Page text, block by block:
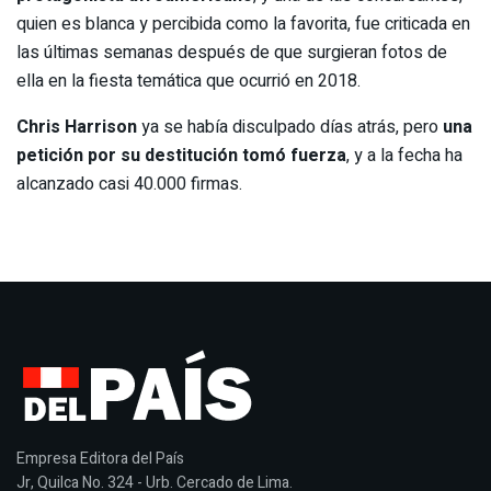
quien es blanca y percibida como la favorita, fue criticada en
las últimas semanas después de que surgieran fotos de
ella en la fiesta temática que ocurrió en 2018.
Chris Harrisonya se había disculpado días atrás, pero una
petición por su destitución tomó fuerza, y a la fecha ha
alcanzado casi 40.000 firmas.
Empresa Editora del País
Jr, Quilca No. 324 - Urb. Cercado de Lima.